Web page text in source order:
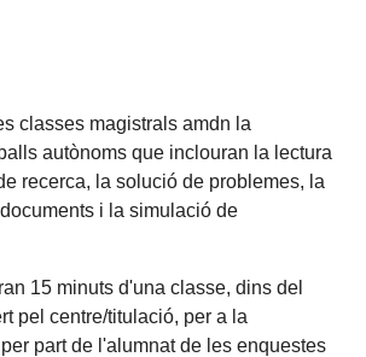
classes magistrals amdn la
autònoms que inclouran la lectura
recerca, la solució de problemes, la
i la simulació de
15 minuts d'una classe, dins del
pel centre/titulació, per a la
part de l'alumnat de les enquestes